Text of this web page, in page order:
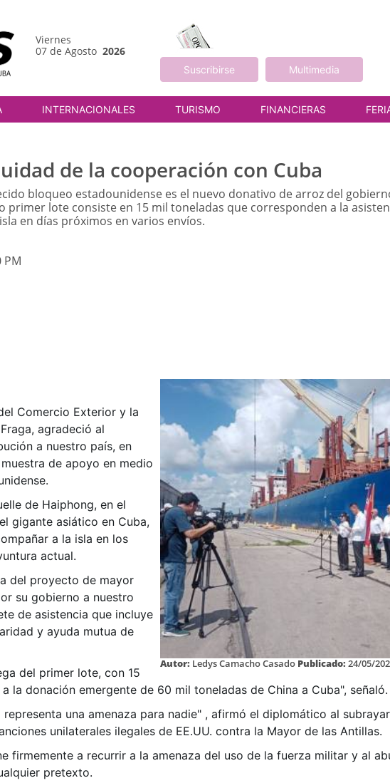
Viernes
07 de Agosto 2026
Suscribirse Multimedia
INTERNACIONALES TURISMO FINANCIERAS
de la cooperación con Cuba
bloqueo estadounidense es el nuevo donativo de arroz del
primer lote consiste en 15 mil toneladas que corresponden a la
en días próximos en varios envíos.
PM
Autor: Ledys Camacho Casado Publicado: 24/05/
Comercio Exterior y la
agradeció al
a nuestro país, en
de apoyo en medio
de Haiphong, en el
gigante asiático en Cuba,
a la isla en los
actual.
del proyecto de mayor
su gobierno a nuestro
de asistencia que incluye
y ayuda mutua de
del primer lote, con 15
la donación emergente de 60 mil toneladas de China a Cuba", señaló.
una amenaza para nadie" , afirmó el diplomático al
unilaterales ilegales de EE.UU. contra la Mayor de las Antillas.
firmemente a recurrir a la amenaza del uso de la fuerza militar y al
pretexto.